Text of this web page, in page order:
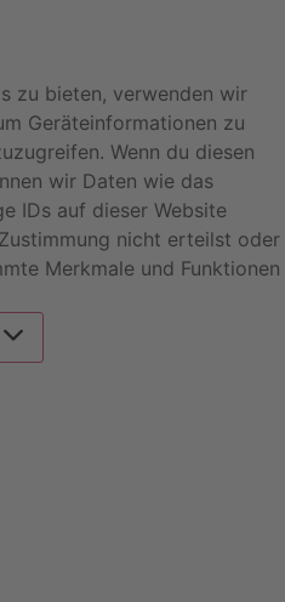
zu bieten, verwenden wir
Geräteinformationen zu
Wenn du diesen
wir Daten wie das
IDs auf dieser Website
nicht erteilst oder
Merkmale und Funktionen